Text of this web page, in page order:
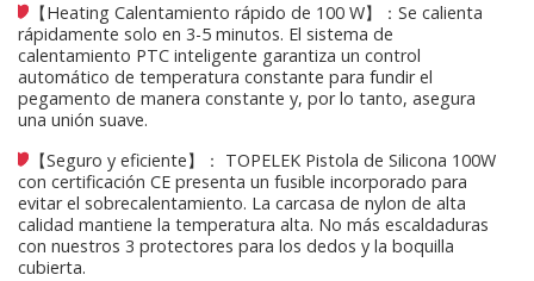
【Heating Calentamiento rápido de 100 W】：Se calienta
rápidamente solo en 3-5 minutos. El sistema de
calentamiento PTC inteligente garantiza un control
automático de temperatura constante para fundir el
pegamento de manera constante y, por lo tanto, asegura
una unión suave.
【Seguro y eficiente】： TOPELEK Pistola de Silicona 100W
con certificación CE presenta un fusible incorporado para
evitar el sobrecalentamiento. La carcasa de nylon de alta
calidad mantiene la temperatura alta. No más escaldaduras
con nuestros 3 protectores para los dedos y la boquilla
cubierta.